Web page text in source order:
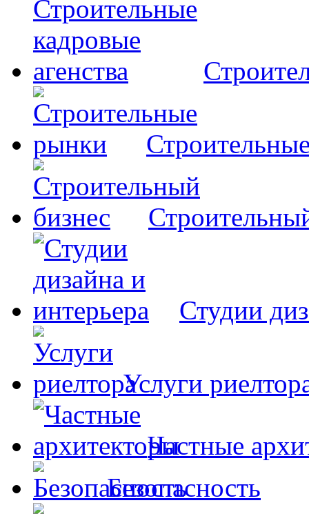
Студии
Услуги
Частные
Безопасность